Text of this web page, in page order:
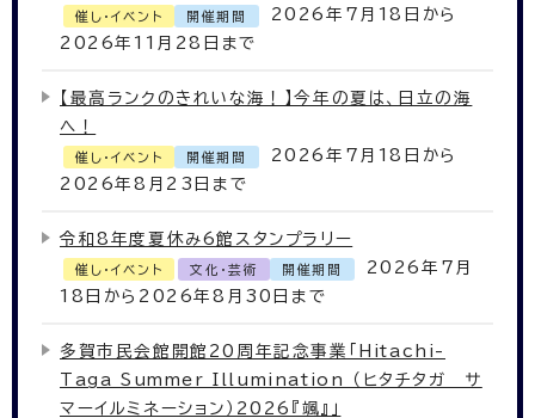
催し・イベント 開催期間
2026年7月18日から
2026年11月28日まで
【最高ランクのきれいな海！】今年の夏は、日立の海
へ！
催し・イベント 開催期間
2026年7月18日から
2026年8月23日まで
令和8年度夏休み6館スタンプラリー
催し・イベント 文化・芸術 開催期間
2026年7月
18日から2026年8月30日まで
多賀市民会館開館20周年記念事業「Hitachi-
Taga Summer Illumination （ヒタチタガ サ
マーイルミネーション）2026『颯』」